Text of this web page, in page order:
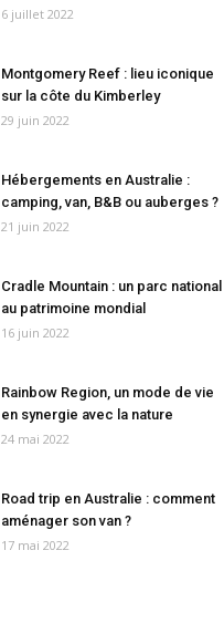
6 juillet 2022
Montgomery Reef : lieu iconique
sur la côte du Kimberley
29 juin 2022
Hébergements en Australie :
camping, van, B&B ou auberges ?
21 juin 2022
Cradle Mountain : un parc national
au patrimoine mondial
16 juin 2022
Rainbow Region, un mode de vie
en synergie avec la nature
24 mai 2022
Road trip en Australie : comment
aménager son van ?
17 mai 2022